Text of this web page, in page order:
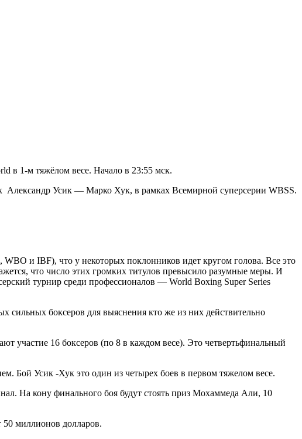
в 1-м тяжёлом весе. Начало в 23:55 мск.
Александр Усик — Марко Хук, в рамках Всемирной суперсерии WBSS.
и IBF), что у некоторых поклонников идет кругом голова. Все это
что число этих громких титулов превысило разумные меры. И
турнир среди профессионалов — World Boxing Super Series
боксеров для выяснения кто же из них действительно
участие 16 боксеров (по 8 в каждом весе). Это четвертьфинальный
Бой Усик -Хук это один из четырех боев в первом тяжелом весе.
На кону финального боя будут стоять приз Мохаммеда Али, 10
миллионов долларов.